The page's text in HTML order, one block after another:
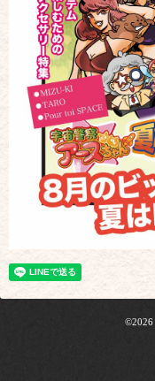
©2026